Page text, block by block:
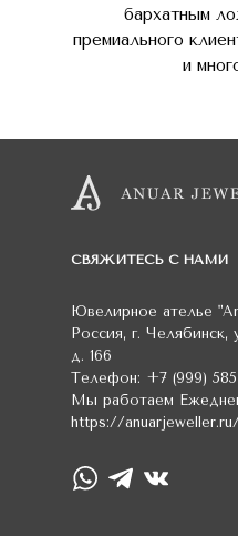
бархатным
премиального
и
СВЯЖИТЕСЬ С НАМИ
Ювелирное ателье
Россия, г. Челябинск,
д. 166
Телефон: +7 (999)
Мы работаем
https://anuarjeweller.ru/